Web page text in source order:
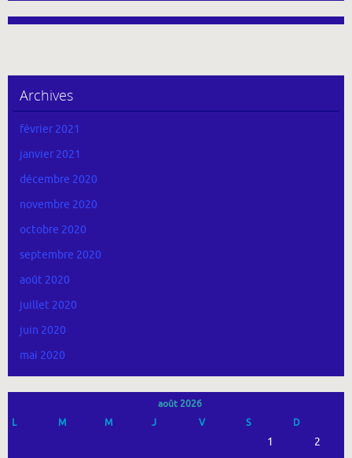
Archives
février 2021
janvier 2021
décembre 2020
novembre 2020
octobre 2020
septembre 2020
août 2020
juillet 2020
juin 2020
mai 2020
août 2026
L
M M J V S D
1
2